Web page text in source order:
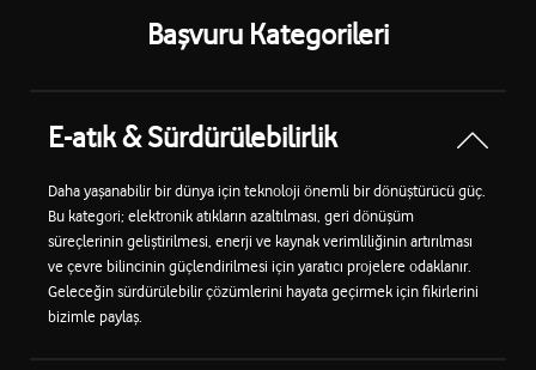
Başvuru Kategorileri
E-atık & Sürdürülebilirlik
Daha yaşanabilir bir dünya için teknoloji önemli bir dönüştürücü güç.
Bu kategori; elektronik atıkların azaltılması, geri dönüşüm
süreçlerinin geliştirilmesi, enerji ve kaynak verimliliğinin artırılması
ve çevre bilincinin güçlendirilmesi için yaratıcı projelere odaklanır.
Geleceğin sürdürülebilir çözümlerini hayata geçirmek için fikirlerini
bizimle paylaş.